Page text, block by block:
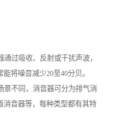
过吸收、反射或干扰声波，
将噪音减少20至40分贝。
景不同，消音器可分为排气消
消音器等，每种类型都有其特